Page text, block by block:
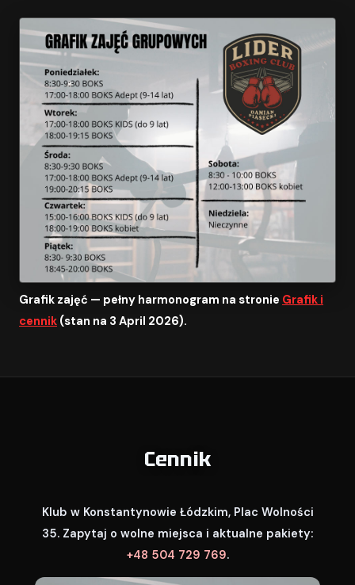
Grafik zajęć — pełny harmonogram na stronie Grafik i
cennik (stan na 3 April 2026).
Cennik
Klub w Konstantynowie Łódzkim, Plac Wolności
35. Zapytaj o wolne miejsca i aktualne pakiety:
+48 504 729 769.